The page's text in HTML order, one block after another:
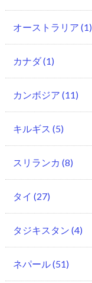
オーストラリア (1)
カナダ(1)
カンボジア (11)
キルギス (5)
スリランカ (8)
タイ (27)
タジキスタン (4)
ネパール(51)